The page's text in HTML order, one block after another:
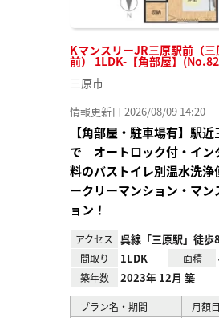
KマンスリーJR三原駅前（
前） 1LDK-【角部屋】
三原市
情報更新日 2026/08/09 14:20
【角部屋・駐車場有】駅
で オートロック付・イン
料のバストイレ別温水洗浄
ークリーマンション・マン
ョン！
アクセス 呉線「三原駅」徒歩
間取り 1LDK 面積
築年数 2023年 12月 築
プラン名・期間 月額